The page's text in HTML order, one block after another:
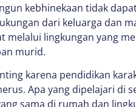
kebhinekaan tidak
dari keluarga dan
melalui lingkungan yang
murid.
karena pendidikan
Apa yang dipelajari di
sama di rumah dan